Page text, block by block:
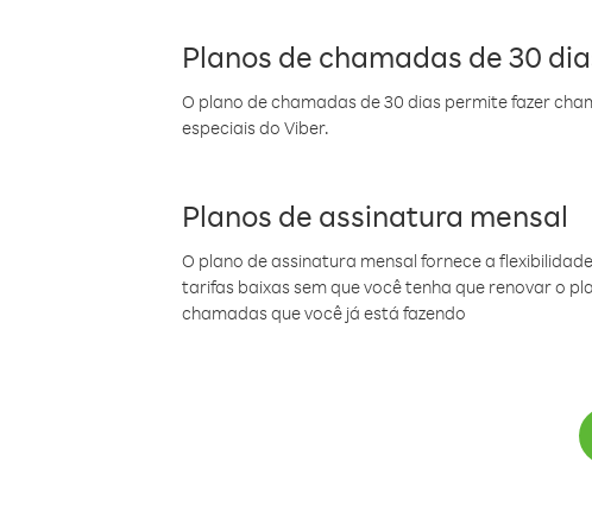
Planos de chamadas de 30
O plano de chamadas de 30 dias permite fazer
especiais do Viber.
Planos de assinatura mensal
O plano de assinatura mensal fornece a
tarifas baixas sem que você tenha que renovar o
chamadas que você já está fazendo